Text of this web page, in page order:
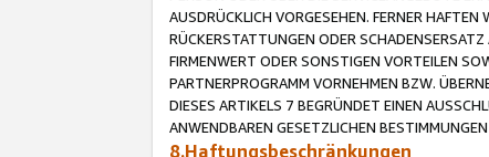
AUSDRÜCKLICH VORGESEHEN. FERNER
RÜCKERSTATTUNGEN ODER
FIRMENWERT ODER SONSTIGEN VORTEILEN
PARTNERPROGRAMM VORNEHMEN BZW.
DIESES ARTIKELS 7 BEGRÜNDET EINEN
ANWENDBAREN GESETZLICHEN
8.Haftungsbeschränkungen